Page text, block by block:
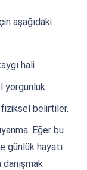
aşağıdaki
hali.
yorgunluk.
fiziksel belirtiler.
Eğer bu
günlük hayatı
danışmak